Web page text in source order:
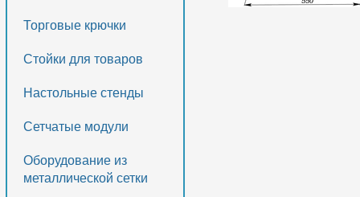
Торговые крючки
Стойки для товаров
Настольные стенды
Сетчатые модули
Оборудование из
металлической сетки